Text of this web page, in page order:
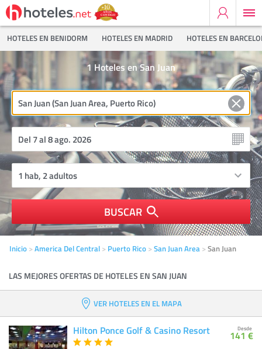
HOTELES EN BENIDORM HOTELES EN MADRID HOTELES EN
Hoteles en San Juan
1
BUSCAR
Inicio America Del Central Puerto Rico San Juan Area San Juan
LAS MEJORES OFERTAS DE HOTELES EN SAN JUAN
VER HOTELES EN EL MAPA
Hilton Ponce Golf & Casino Resort Desde
141 €